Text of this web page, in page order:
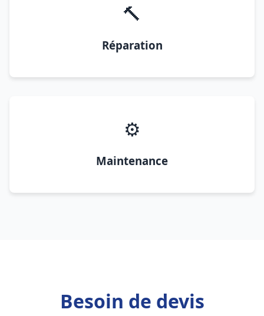
🔨
Réparation
⚙️
Maintenance
Besoin de devis